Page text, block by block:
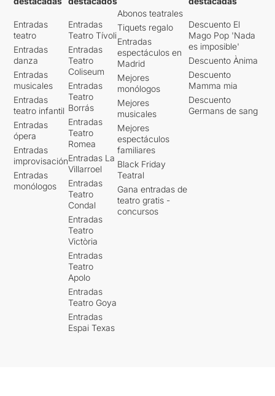
Entradas
teatro
Entradas
danza
Entradas
musicales
Entradas
teatro infantil
Entradas
ópera
Entradas
improvisación
Entradas
monólogos
Entradas
Teatro Tívoli
Entradas
Teatro
Coliseum
Entradas
Teatro
Borrás
Entradas
Teatro
Romea
Entradas La
Villarroel
Entradas
Teatro
Condal
Entradas
Teatro
Victòria
Entradas
Teatro
Apolo
Entradas
Teatro Goya
Entradas
Espai Texas
Abonos teatrales
Tiquets regalo
Entradas
espectáculos en
Madrid
Mejores
monólogos
Mejores
musicales
Mejores
espectáculos
familiares
Black Friday
Teatral
Gana entradas de
teatro gratis -
concursos
Descuento El
Mago Pop 'Nada
es imposible'
Descuento Ànima
Descuento
Mamma mia
Descuento
Germans de sang